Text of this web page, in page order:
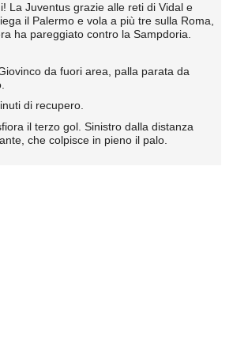
La Juventus grazie alle reti di Vidal e
il Palermo e vola a più tre sulla Roma,
ha pareggiato contro la Sampdoria.
da fuori area, palla parata da
di recupero.
il terzo gol. Sinistro dalla distanza
che colpisce in pieno il palo.